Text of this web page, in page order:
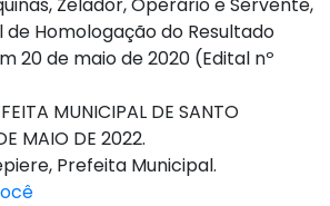
Homologação do Resultado
20 de maio de 2020 (Edital nº
MUNICIPAL DE SANTO
MAIO DE 2022.
Prefeita Municipal.